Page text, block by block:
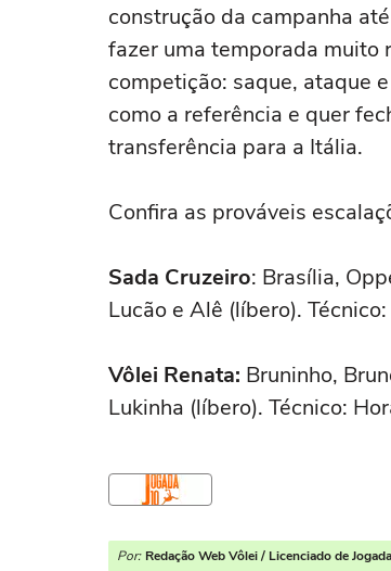
construção da campanha
fazer uma temporada muito
competição: saque, ataque
como a referência e quer
transferência para a Itália.
Confira as prováveis
Sada Cruzeiro: Brasília,
Lucão e Alê (líbero).
Vôlei Renata: Bruninho,
Lukinha (líbero). Técnico:
Por: Redação Web Vôlei / Licenciado de